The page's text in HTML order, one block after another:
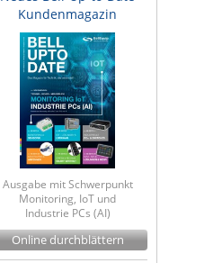
Kundenmagazin
Ausgabe mit Schwerpunkt
Monitoring, IoT und
Industrie PCs (AI)
Online durchblättern